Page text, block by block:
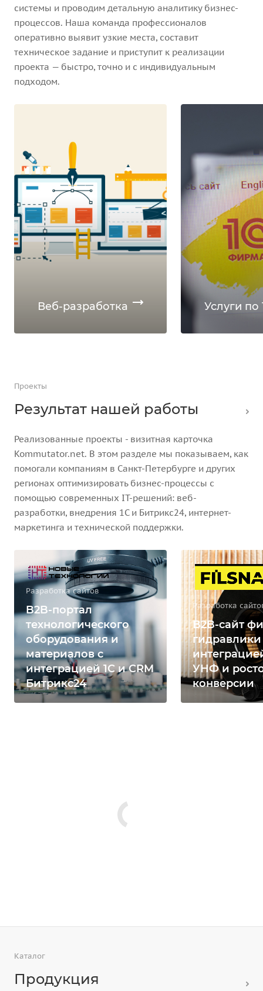
системы и проводим детальную аналитику бизнес-
процессов. Наша команда профессионалов
оперативно выявит узкие места, составит
техническое задание и приступит к реализации
проекта — быстро, точно и с индивидуальным
подходом.
Веб-разработка Услуги по
Проекты
Результат нашей работы
Реализованные проекты - визитная карточка
Kommutator.net. В этом разделе мы показываем, как
помогали компаниям в Санкт-Петербурге и других
регионах оптимизировать бизнес-процессы с
помощью современных IT-решений: веб-
разработки, внедрения 1С и Битрикс24, интернет-
маркетинга и технической поддержки.
Разработка сайтов
B2B-портал
технологического
оборудования и
материалов с
интеграцией 1С и CRM
Битрикс24
Разработка
B2B-сайт
гидравлики
УНФ и
конверсии
Каталог
Продукция